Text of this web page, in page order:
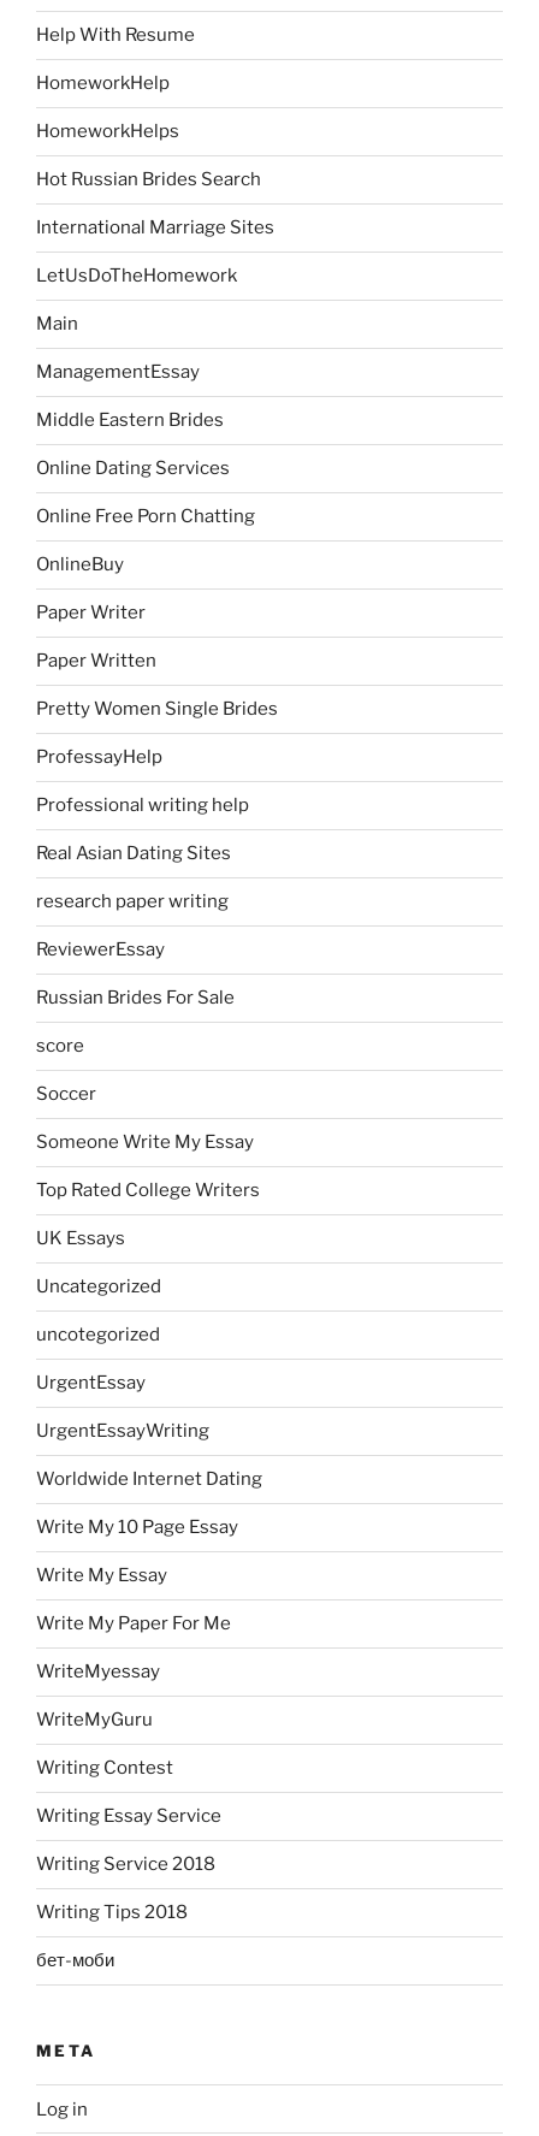
Help With Resume
HomeworkHelp
HomeworkHelps
Hot Russian Brides Search
International Marriage Sites
LetUsDoTheHomework
Main
ManagementEssay
Middle Eastern Brides
Online Dating Services
Online Free Porn Chatting
OnlineBuy
Paper Writer
Paper Written
Pretty Women Single Brides
ProfessayHelp
Professional writing help
Real Asian Dating Sites
research paper writing
ReviewerEssay
Russian Brides For Sale
score
Soccer
Someone Write My Essay
Top Rated College Writers
UK Essays
Uncategorized
uncotegorized
UrgentEssay
UrgentEssayWriting
Worldwide Internet Dating
Write My 10 Page Essay
Write My Essay
Write My Paper For Me
WriteMyessay
WriteMyGuru
Writing Contest
Writing Essay Service
Writing Service 2018
Writing Tips 2018
бет-моби
META
Log in